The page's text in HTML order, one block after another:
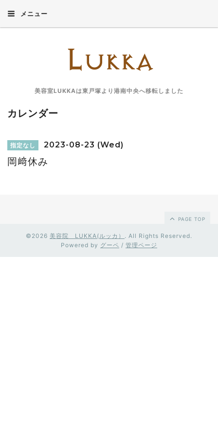
メニュー
美容室LUKKAは東戸塚より港南中央へ移転しました
カレンダー
指定なし 2023-08-23 (Wed)
岡﨑休み
PAGE TOP
©2026 美容院 LUKKA(ルッカ） . All Rights Reserved.
Powered by グーペ / 管理ページ